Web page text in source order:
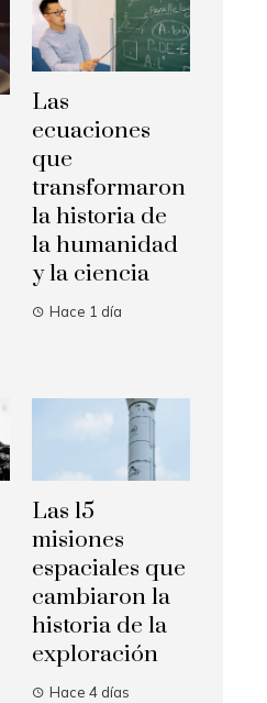
Las
ecuaciones
que
transformaron
la historia de
la humanidad
y la ciencia
Hace 1 día
Las 15
misiones
espaciales que
cambiaron la
historia de la
exploración
Hace 4 días